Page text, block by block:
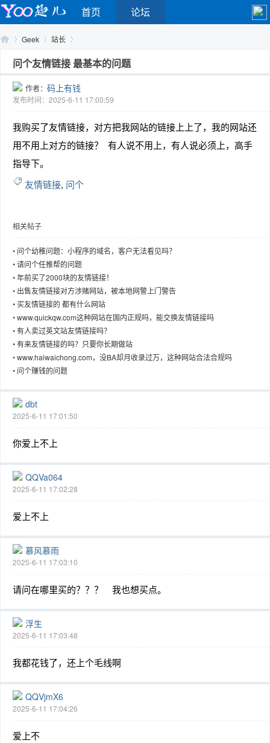
首页 论坛
Geek
›
站长
›
问个友情链接 最基本的问题
作者： 码上有钱
发布时间：2025-6-11 17:00:59
我购买了友情链接，对方把我网站的链接上上了，我的网站还
用不用上对方的链接？ 有人说不用上，有人说必须上，高手
指导下。
友情链接, 问个
相关帖子
• 问个幼稚问题：小程序的域名，客户无法看见吗？
•请问个任推帮的问题
•年前买了2000块的友情链接！
• 出售友情链接对方涉赌网站，被本地网警上门警告
•买友情链接的 都有什么网站
•www.quickqw.com这种网站在国内正规吗，能交换友情链接吗
•有人卖过英文站友情链接吗？
•有来友情链接的吗？只要你长期做站
•www.haiwaichong.com，没BA却月收录过万，这种网站合法合规吗
• 问个赚钱的问题
dbt
2025-6-11 17:01:50
你爱上不上
QQVa064
2025-6-11 17:02:28
爱上不上
慕风慕雨
2025-6-11 17:03:10
请问在哪里买的？？？ 我也想买点。
浮生
2025-6-11 17:03:48
我都花钱了，还上个毛线啊
QQVjmX6
2025-6-11 17:04:26
爱上不